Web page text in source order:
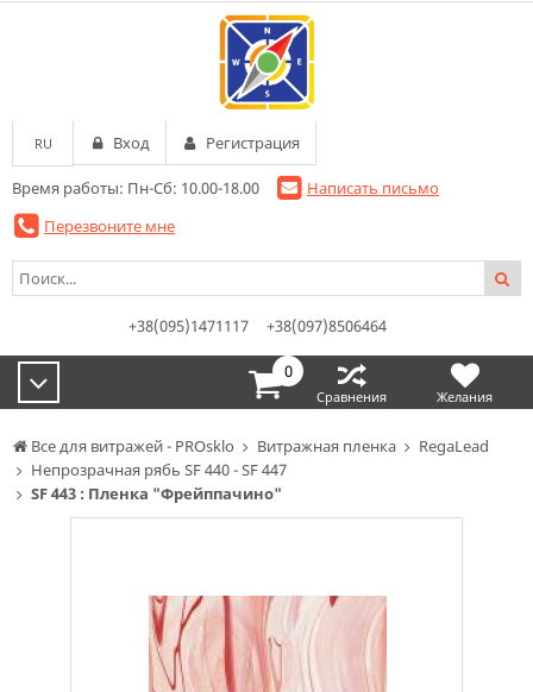
Все для витражей - PROsklo Витражная пленка
RegaLead
Непрозрачная рябь SF 440 - SF 447
SF 443 : Пленка "Фрейппачино"
Время работы: Пн-Сб: 10.00-18.00
Написать письмо
Перезвоните мне
RU Вход Регистрация
+38(095)1471117 +38(097)8506464
0
Сравнения Желания